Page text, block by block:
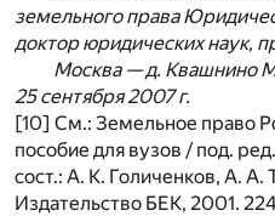
земельного права
доктор юридических наук,
Москва — д. Квашнино
25 сентября 2007 г.
[10] См.: Земельное право
пособие для вузов / под.
сост.: А. К. Голиченков, А. А.
Издательство БЕК, 2001.